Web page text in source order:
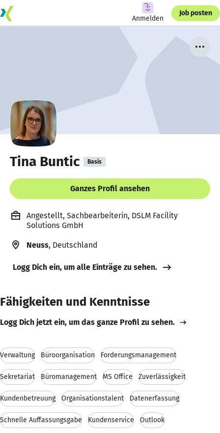
Anmelden
Job posten
Tina Buntic Basis
Ganzes Profil ansehen
Angestellt, Sachbearbeiterin, DSLM Facility
Solutions GmbH
Neuss, Deutschland
Logg Dich ein, um alle Einträge zu sehen.
Fähigkeiten und Kenntnisse
Logg Dich jetzt ein, um das ganze Profil zu sehen.
Verwaltung Büroorganisation Forderungsmanagement
Sekretariat Büromanagement MS Office Zuverlässigkeit
Kundenbetreuung Organisationstalent Datenerfassung
Schnelle Auffassungsgabe Kundenservice Outlook